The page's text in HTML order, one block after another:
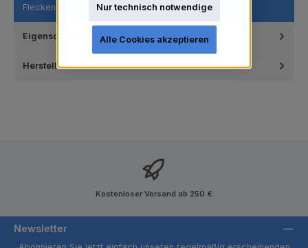
Flecken…
Eigenschaften
Hersteller
Kostenloser Versand ab 250 €
Newsletter
Nur technisch notwendige
Alle Cookies akzeptieren